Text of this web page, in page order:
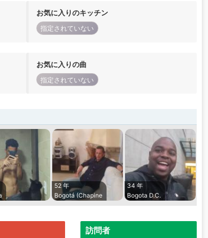
お気に入りのキッチン
指定されていない
お気に入りの曲
指定されていない
52 年
Bogotá (Chapine
34 年
Bogota D.C.
訪問者